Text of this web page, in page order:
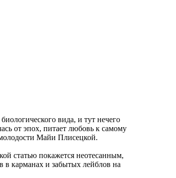
вида, и тут нечего
от эпох, питает любовь к самому
Майи Плисецкой.
статью покажется неотесанным,
в карманах и забытых лейблов на